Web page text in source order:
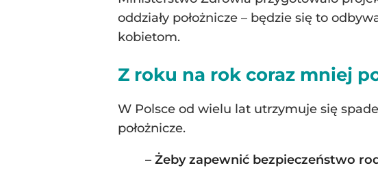
oddziały położnicze – będzie się to
kobietom.
Z roku na rok coraz mniej
W Polsce od wielu lat utrzymuje się
położnicze.
– Żeby zapewnić bezpieczeństwo